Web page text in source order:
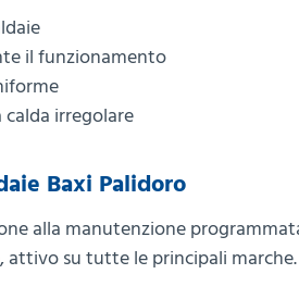
il funzionamento
calda irregolare
Baxi Palidoro
alla manutenzione
, attivo su tutte le principali marche.